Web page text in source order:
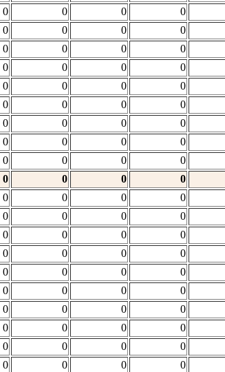
0 0 0 0
0 0 0 0
0 0 0 0
0 0 0 0
0 0 0 0
0 0 0 0
0 0 0 0
0 0 0 0
0 0 0 0
0 0 0 0
0 0 0 0
0 0 0 0
0 0 0 0
0 0 0 0
0 0 0 0
0 0 0 0
0 0 0 0
0 0 0 0
0 0 0 0
0 0 0 0